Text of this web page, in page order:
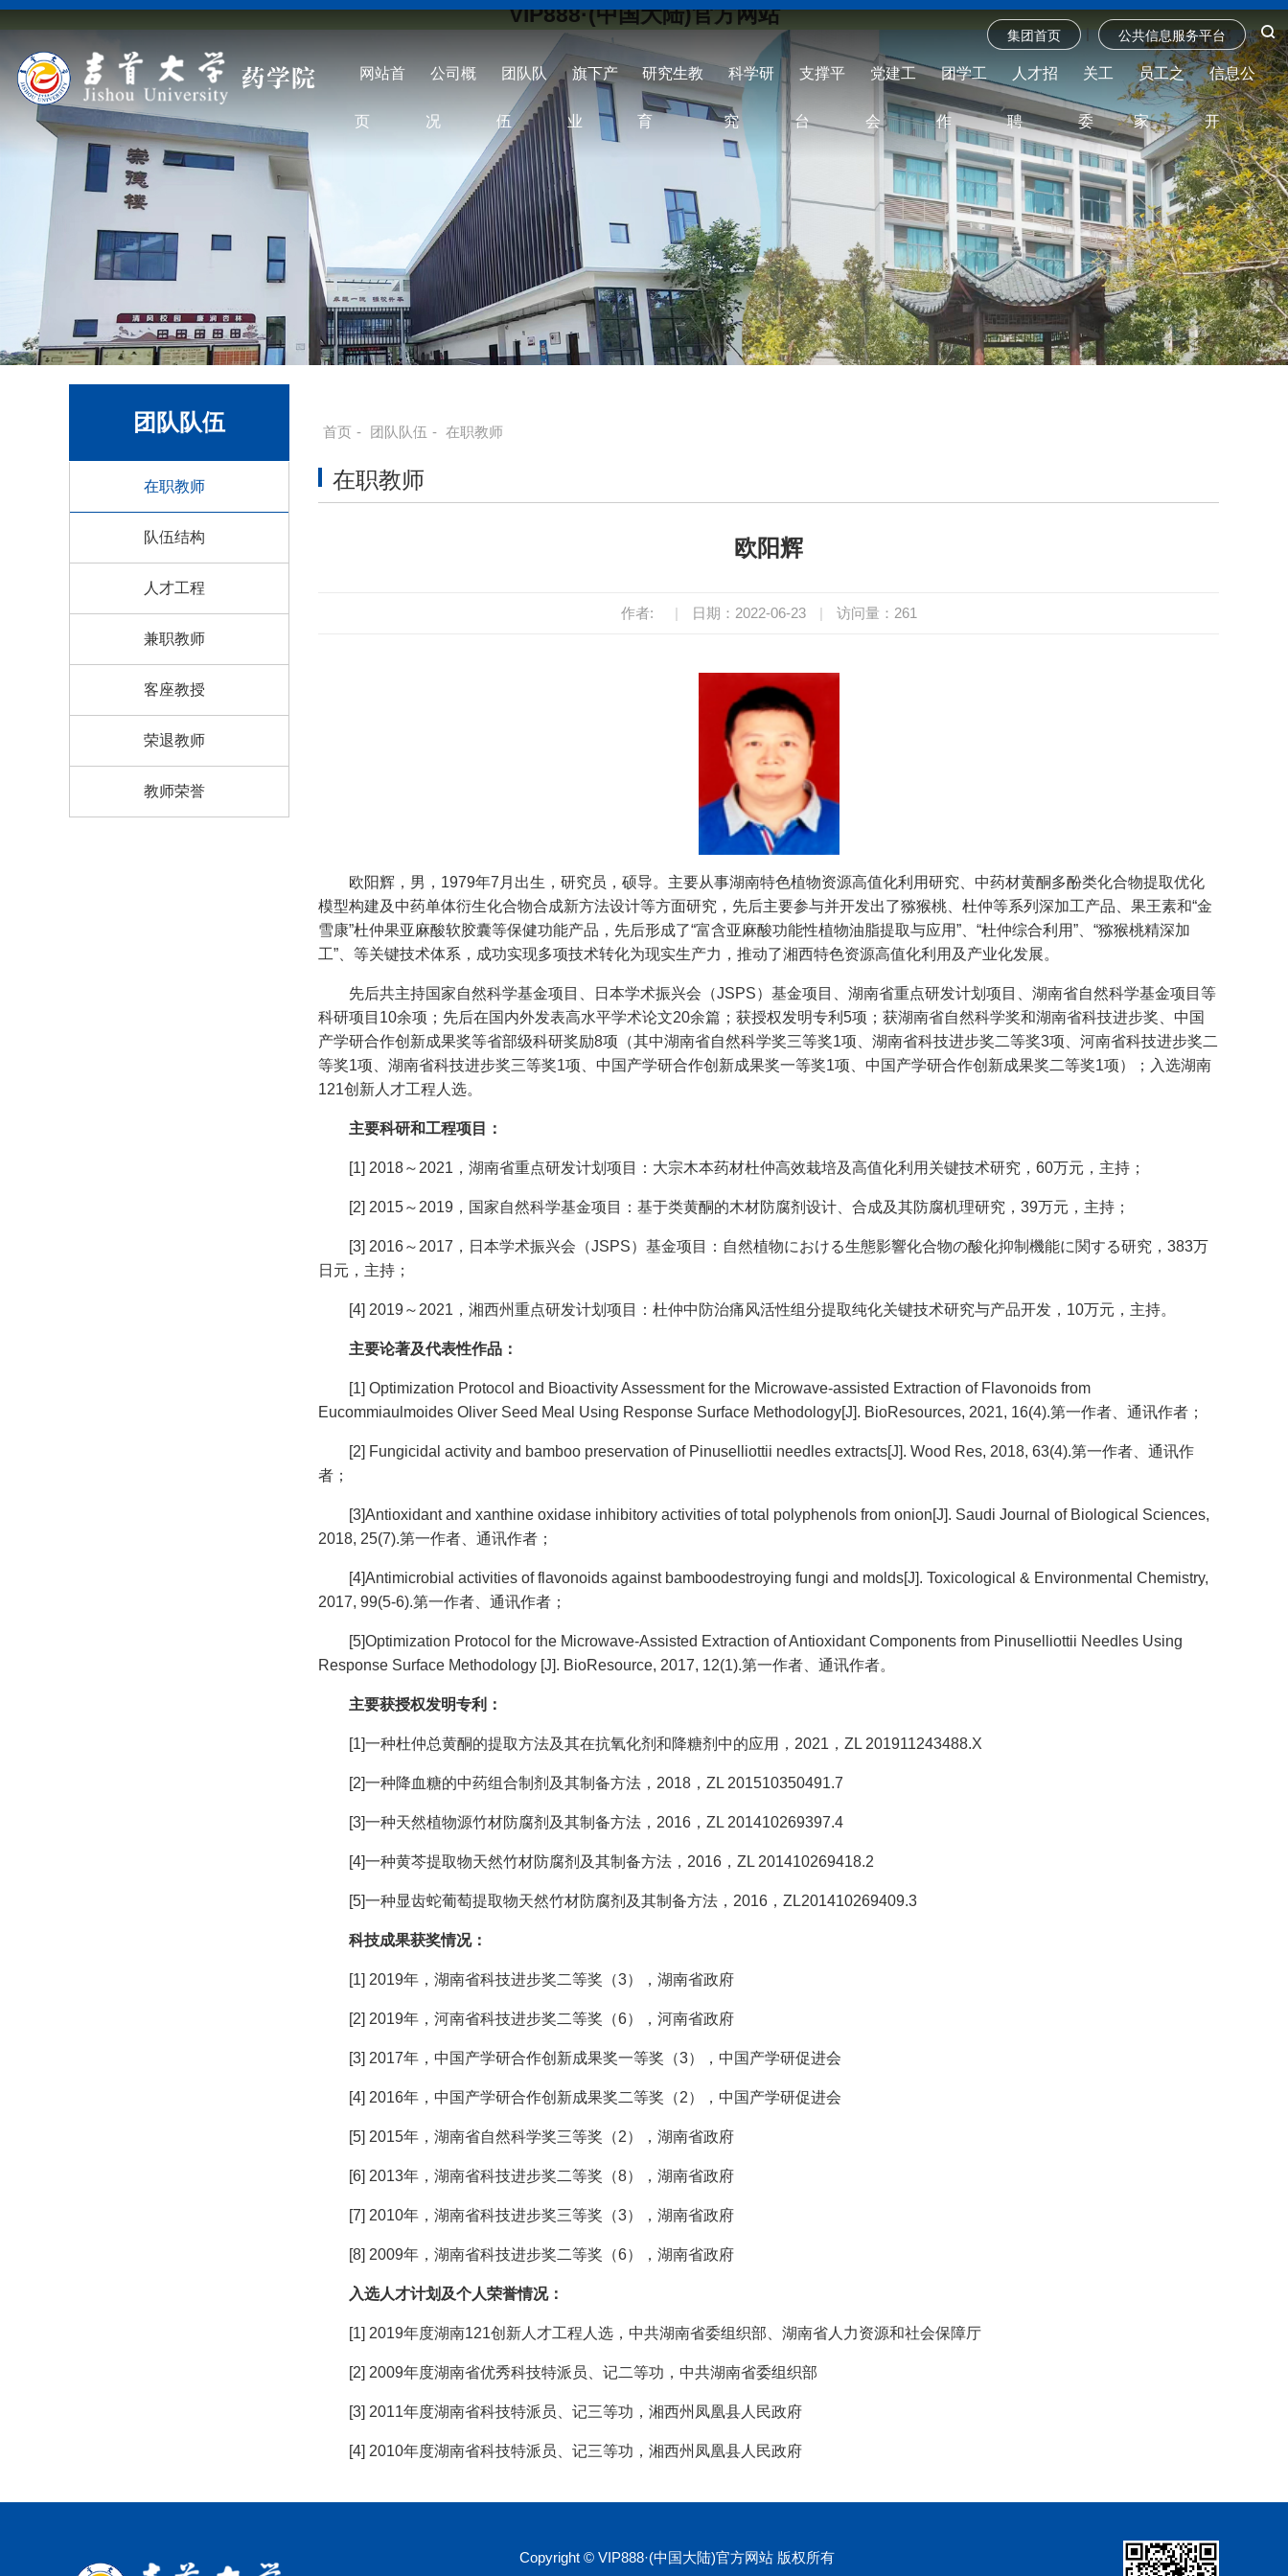
VIP888·(中国大陆)官方网站
集团首页 | 公共信息服务平台
网站首
页
公司概
况
团队队
伍
旗下产
业
研究生教
育
科学研
究
支撑平
台
党建工
会
团学工
作
人才招
聘
关工
委
员工之
家
信息公
开
团队队伍
在职教师
队伍结构
人才工程
兼职教师
客座教授
荣退教师
教师荣誉
首页 - 团队队伍 - 在职教师
在职教师
欧阳辉
作者: | 日期：2022-06-23 | 访问量： 261
欧阳辉，男，1979年7月出生，研究员，硕导。主要从事湖南特色植物资源高值化利用研究、中药材黄酮多酚类化合物提取优化
模型构建及中药单体衍生化合物合成新方法设计等方面研究，先后主要参与并开发出了猕猴桃、杜仲等系列深加工产品、果王素和“金
雪康”杜仲果亚麻酸软胶囊等保健功能产品，先后形成了“富含亚麻酸功能性植物油脂提取与应用”、“杜仲综合利用”、“猕猴桃精深加
工”、等关键技术体系，成功实现多项技术转化为现实生产力，推动了湘西特色资源高值化利用及产业化发展。
先后共主持国家自然科学基金项目、日本学术振兴会（JSPS）基金项目、湖南省重点研发计划项目、湖南省自然科学基金项目等
科研项目10余项；先后在国内外发表高水平学术论文20余篇；获授权发明专利5项；获湖南省自然科学奖和湖南省科技进步奖、中国
产学研合作创新成果奖等省部级科研奖励8项（其中湖南省自然科学奖三等奖1项、湖南省科技进步奖二等奖3项、河南省科技进步奖二
等奖1项、湖南省科技进步奖三等奖1项、中国产学研合作创新成果奖一等奖1项、中国产学研合作创新成果奖二等奖1项）；入选湖南
121创新人才工程人选。
主要科研和工程项目：
[1] 2018～2021，湖南省重点研发计划项目：大宗木本药材杜仲高效栽培及高值化利用关键技术研究，60万元，主持；
[2] 2015～2019，国家自然科学基金项目：基于类黄酮的木材防腐剂设计、合成及其防腐机理研究，39万元，主持；
[3] 2016～2017，日本学术振兴会（JSPS）基金项目：自然植物における生態影響化合物の酸化抑制機能に関する研究，383万
日元，主持；
[4] 2019～2021，湘西州重点研发计划项目：杜仲中防治痛风活性组分提取纯化关键技术研究与产品开发，10万元，主持。
主要论著及代表性作品：
[1] Optimization Protocol and Bioactivity Assessment for the Microwave-assisted Extraction of Flavonoids from
Eucommiaulmoides Oliver Seed Meal Using Response Surface Methodology[J]. BioResources, 2021, 16(4).第一作者、通讯作者；
[2] Fungicidal activity and bamboo preservation of Pinuselliottii needles extracts[J]. Wood Res, 2018, 63(4).第一作者、通讯作
者；
[3]Antioxidant and xanthine oxidase inhibitory activities of total polyphenols from onion[J]. Saudi Journal of Biological Sciences,
2018, 25(7).第一作者、通讯作者；
[4]Antimicrobial activities of flavonoids against bamboodestroying fungi and molds[J]. Toxicological & Environmental Chemistry,
2017, 99(5-6).第一作者、通讯作者；
[5]Optimization Protocol for the Microwave-Assisted Extraction of Antioxidant Components from Pinuselliottii Needles Using
Response Surface Methodology [J]. BioResource, 2017, 12(1).第一作者、通讯作者。
主要获授权发明专利：
[1]一种杜仲总黄酮的提取方法及其在抗氧化剂和降糖剂中的应用，2021，ZL 201911243488.X
[2]一种降血糖的中药组合制剂及其制备方法，2018，ZL 201510350491.7
[3]一种天然植物源竹材防腐剂及其制备方法，2016，ZL 201410269397.4
[4]一种黄芩提取物天然竹材防腐剂及其制备方法，2016，ZL 201410269418.2
[5]一种显齿蛇葡萄提取物天然竹材防腐剂及其制备方法，2016，ZL201410269409.3
科技成果获奖情况：
[1] 2019年，湖南省科技进步奖二等奖（3），湖南省政府
[2] 2019年，河南省科技进步奖二等奖（6），河南省政府
[3] 2017年，中国产学研合作创新成果奖一等奖（3），中国产学研促进会
[4] 2016年，中国产学研合作创新成果奖二等奖（2），中国产学研促进会
[5] 2015年，湖南省自然科学奖三等奖（2），湖南省政府
[6] 2013年，湖南省科技进步奖二等奖（8），湖南省政府
[7] 2010年，湖南省科技进步奖三等奖（3），湖南省政府
[8] 2009年，湖南省科技进步奖二等奖（6），湖南省政府
入选人才计划及个人荣誉情况：
[1] 2019年度湖南121创新人才工程人选，中共湖南省委组织部、湖南省人力资源和社会保障厅
[2] 2009年度湖南省优秀科技特派员、记二等功，中共湖南省委组织部
[3] 2011年度湖南省科技特派员、记三等功，湘西州凤凰县人民政府
[4] 2010年度湖南省科技特派员、记三等功，湘西州凤凰县人民政府
Copyright © VIP888·(中国大陆)官方网站 版权所有